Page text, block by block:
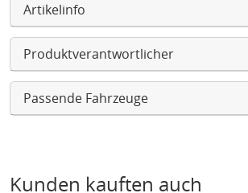
Artikelinfo
Produktverantwortlicher
Passende Fahrzeuge
Kunden kauften auch